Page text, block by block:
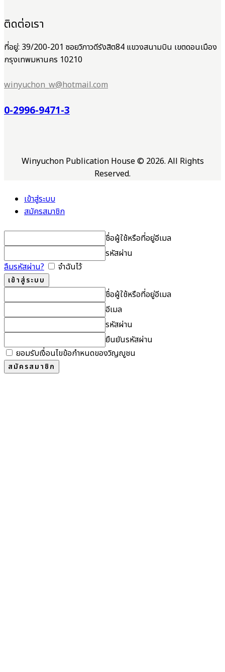
ติดต่อเรา
ที่อยู่: 39/200-201 ซอยวิภาวดีรังสิต84 แขวงสนามบิน เขตดอนเมือง
กรุงเทพมหานคร 10210
winyuchon_w@hotmail.com
0-2996-9471-3
Winyuchon Publication House © 2026. All Rights
Reserved.
เข้าสู่ระบบ
สมัครสมาชิก
ชื่อผู้ใช้หรือที่อยู่อีเมล
รหัสผ่าน
ลืมรหัสผ่าน?
จำฉันไว้
ชื่อผู้ใช้หรือที่อยู่อีเมล
อีเมล
รหัสผ่าน
ยืนยันรหัสผ่าน
ยอมรับเงื่อนไขข้อกำหนดของวิญญูชน